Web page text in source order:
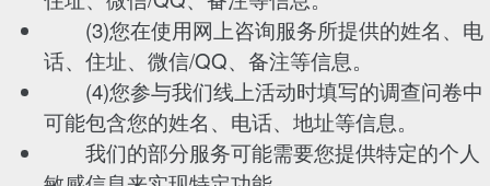
(3)您在使用网上咨询服务所提供的姓名、电
话、住址、微信/QQ、备注等信息。
(4)您参与我们线上活动时填写的调查问卷中
可能包含您的姓名、电话、地址等信息。
我们的部分服务可能需要您提供特定的个人